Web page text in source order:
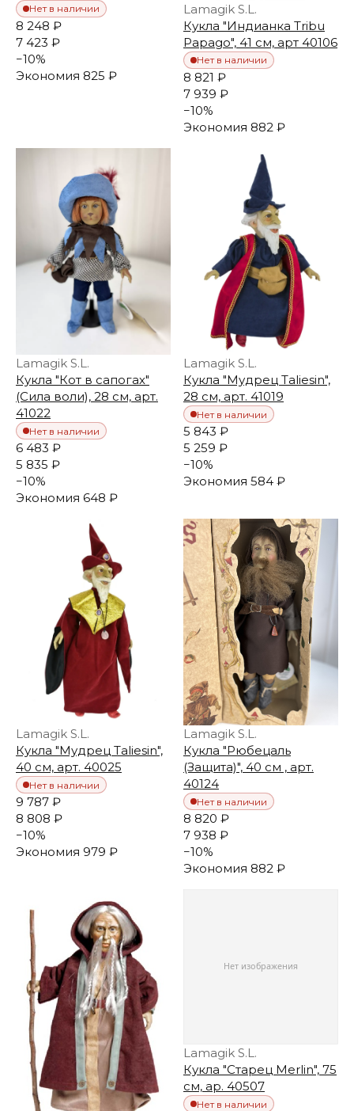
Нет в наличии
8 248 ₽
7 423 ₽
−10%
Экономия 825 ₽
Lamagik S.L.
Кукла "Индианка Tribu
Papago", 41 см, арт 40106
Нет в наличии
8 821 ₽
7 939 ₽
−10%
Экономия 882 ₽
Lamagik S.L.
Кукла "Кот в сапогах"
(Сила воли), 28 см, арт.
41022
Нет в наличии
6 483 ₽
5 835 ₽
−10%
Экономия 648 ₽
Lamagik S.L.
Кукла "Мудрец Taliesin",
28 см, арт. 41019
Нет в наличии
5 843 ₽
5 259 ₽
−10%
Экономия 584 ₽
Lamagik S.L.
Кукла "Мудрец Taliesin",
40 см, арт. 40025
Нет в наличии
9 787 ₽
8 808 ₽
−10%
Экономия 979 ₽
Lamagik S.L.
Кукла "Рюбецаль
(Защита)", 40 см , арт.
40124
Нет в наличии
8 820 ₽
7 938 ₽
−10%
Экономия 882 ₽
Lamagik S.L.
Кукла "Старец Merlin", 75
см, ар. 40507
Нет в наличии